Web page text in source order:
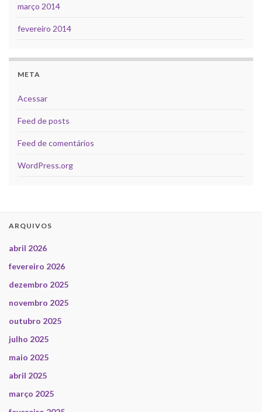
março 2014
fevereiro 2014
META
Acessar
Feed de posts
Feed de comentários
WordPress.org
ARQUIVOS
abril 2026
fevereiro 2026
dezembro 2025
novembro 2025
outubro 2025
julho 2025
maio 2025
abril 2025
março 2025